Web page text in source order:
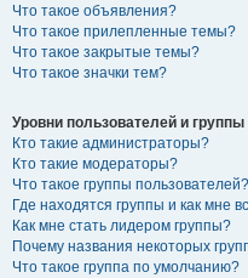
Что такое объявления?
Что такое прилепленные темы?
Что такое закрытые темы?
Что такое значки тем?
Уровни пользователей и группы
Кто такие администраторы?
Кто такие модераторы?
Что такое группы пользователей?
Где находятся группы и как мне
Как мне стать лидером группы?
Почему названия некоторых
Что такое группа по умолчанию?